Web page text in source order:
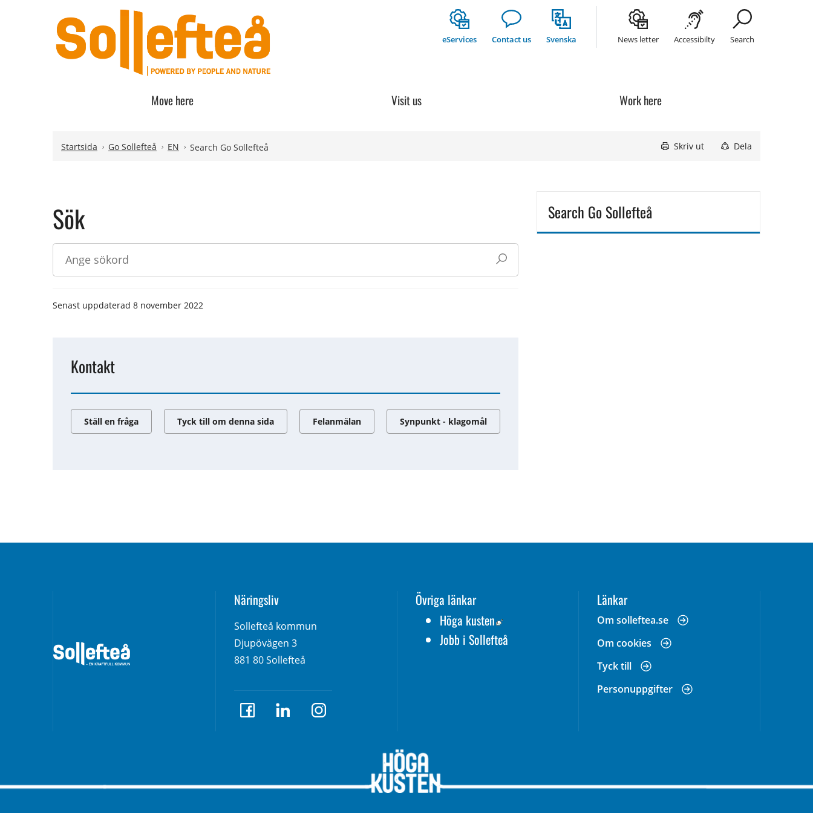
eServices Contact us Svenska News letter Accessibilty Search
Move here Visit us Work here
Startsida Go Sollefteå EN Search Go Sollefteå Skriv ut Dela
Sök
Senast uppdaterad 8 november 2022
Kontakt
Ställ en fråga Tyck till om denna sida Felanmälan Synpunkt - klagomål
Search Go Sollefteå
Näringsliv
Sollefteå kommun
Djupövägen 3
881 80 Sollefteå
Övriga länkar
Höga kusten Länk till annan webbplats, öppnas i nytt fönster.
Jobb i Sollefteå
Länkar
Om solleftea.se
Om cookies
Tyck till
Personuppgifter